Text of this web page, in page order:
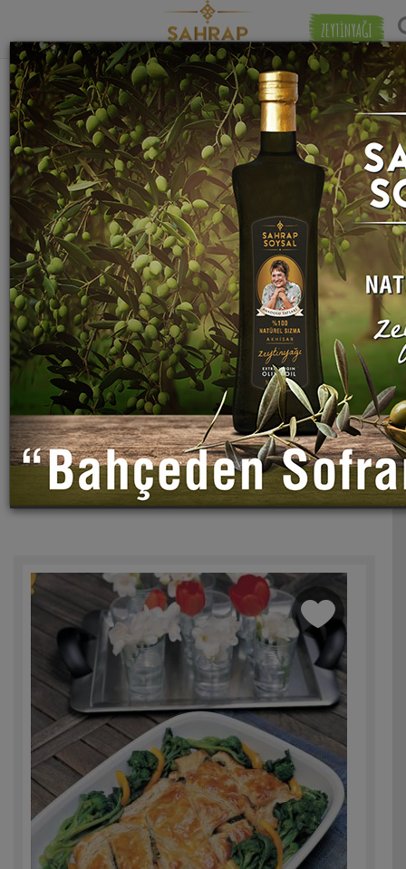
ZEYTİNYAĞI
"taze kaşar peyniri" etiketiyle eşleşen (9)
tarif bulundu.
Eşleşmeye